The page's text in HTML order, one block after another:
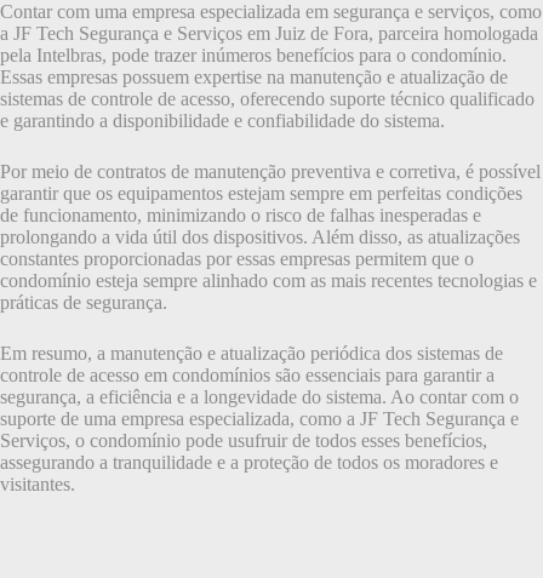
Contar com uma empresa especializada em segurança e serviços, como
a JF Tech Segurança e Serviços em Juiz de Fora, parceira homologada
pela Intelbras, pode trazer inúmeros benefícios para o condomínio.
Essas empresas possuem expertise na manutenção e atualização de
sistemas de controle de acesso, oferecendo suporte técnico qualificado
e garantindo a disponibilidade e confiabilidade do sistema.
Por meio de contratos de manutenção preventiva e corretiva, é possível
garantir que os equipamentos estejam sempre em perfeitas condições
de funcionamento, minimizando o risco de falhas inesperadas e
prolongando a vida útil dos dispositivos. Além disso, as atualizações
constantes proporcionadas por essas empresas permitem que o
condomínio esteja sempre alinhado com as mais recentes tecnologias e
práticas de segurança.
Em resumo, a manutenção e atualização periódica dos sistemas de
controle de acesso em condomínios são essenciais para garantir a
segurança, a eficiência e a longevidade do sistema. Ao contar com o
suporte de uma empresa especializada, como a JF Tech Segurança e
Serviços, o condomínio pode usufruir de todos esses benefícios,
assegurando a tranquilidade e a proteção de todos os moradores e
visitantes.